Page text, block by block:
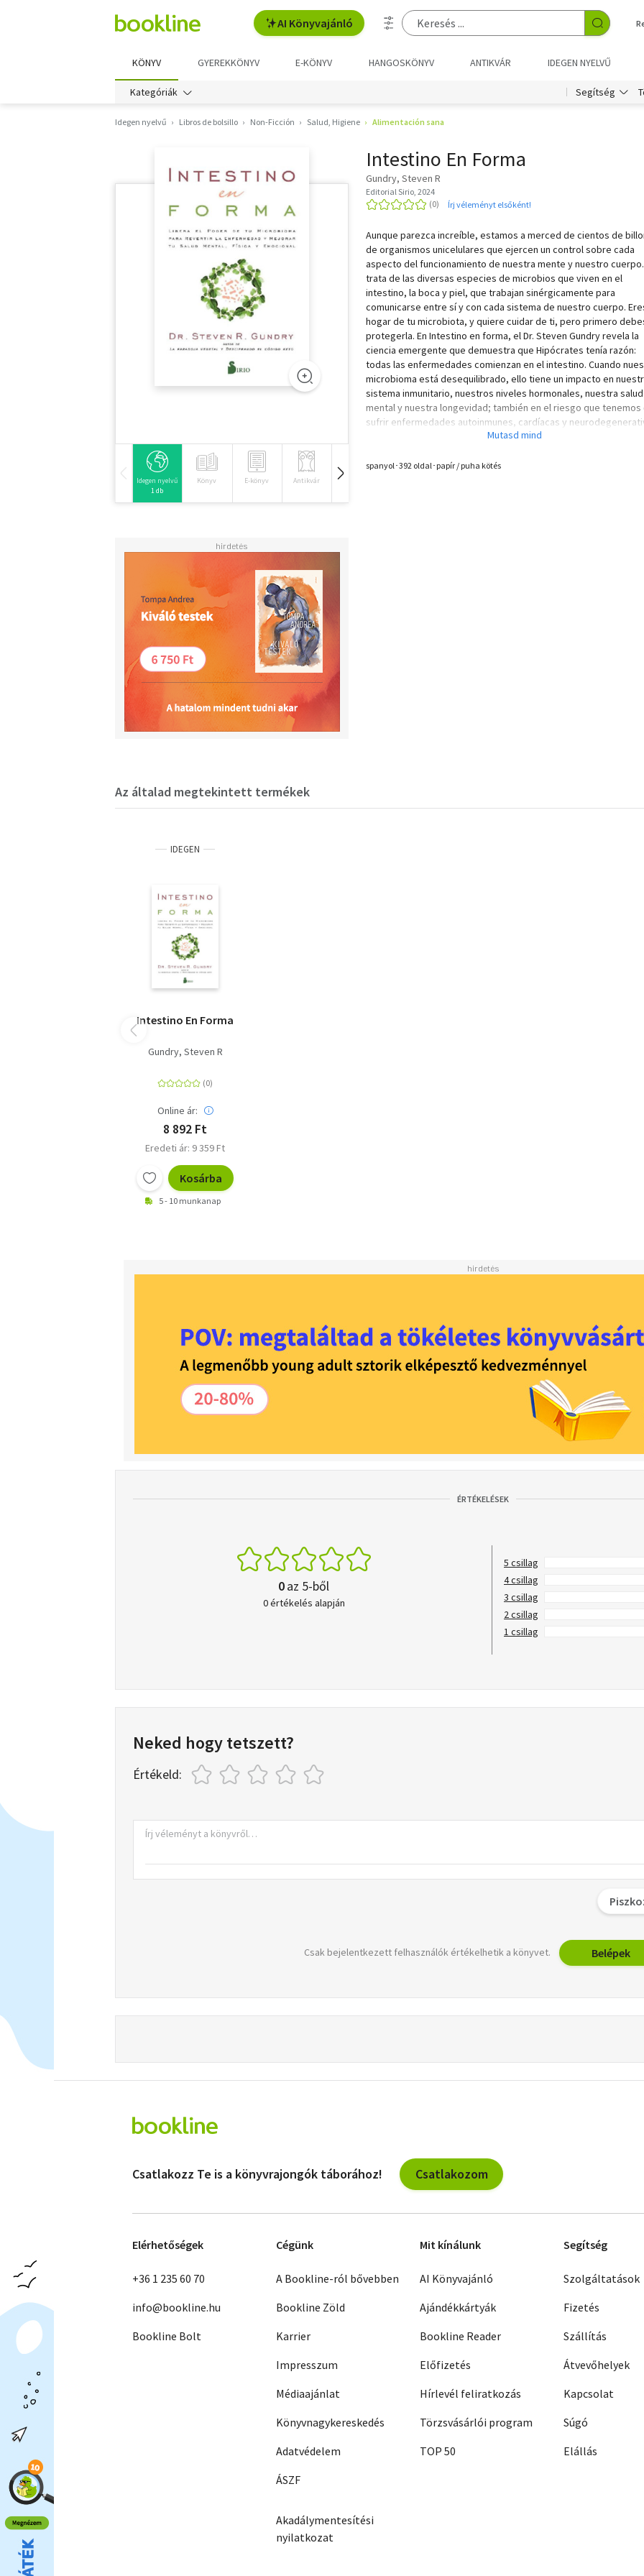
AI Könyvajánló
KÖNYV GYEREKKÖNYV E-KÖNYV HANGOSKÖNYV ANTIKVÁR IDEGEN NYELVŰ
Kategóriák Segítség
Idegen nyelvű Libros de bolsillo Non-Ficción Salud, Higiene Alimentación sana
Idegen nyelvű
1 db
Könyv E-könyv Antikvár Hangoskönyv
Intestino En Forma
Gundry, Steven R
Editorial Sirio, 2024
Írj véleményt elsőként!
Aunque parezca increíble, estamos a merced de cientos de
de organismos unicelulares que ejercen un control sobre cada
aspecto del funcionamiento de nuestra mente y nuestro
trata de las diversas especies de microbios que viven en el
intestino, la boca y piel, que trabajan sinérgicamente para
comunicarse entre sí y con cada sistema de nuestro cuerpo.
hogar de tu microbiota, y quiere cuidar de ti, pero primero
protegerla. En Intestino en forma, el Dr. Steven Gundry revela la
ciencia emergente que demuestra que Hipócrates tenía razón:
todas las enfermedades comienzan en el intestino. Cuando
microbioma está desequilibrado, ello tiene un impacto en
sistema inmunitario, nuestros niveles hormonales, nuestra salud
mental y nuestra longevidad; también en el riesgo que tenemos
sufrir enfermedades autoinmunes, cardíacas y
así como diabetes y cáncer. Sin embargo, no todo está perdido:
tratar bien a nuestros microbios. En esta obra El Dr. Gundry nos
spanyol･392 oldal･papír / puha kötés
Az általad megtekintett termékek
IDEGEN
Intestino En Forma
Gundry, Steven R
Online ár:
8 892 Ft
Eredeti ár: 9 359 Ft
Kosárba
5 - 10 munkanap
ÉRTÉKELÉSEK
0az 5-ből
0 értékelés alapján
5 csillag
4 csillag
3 csillag
2 csillag
1 csillag
Neked hogy tetszett?
Értékeld:
Csak bejelentkezett felhasználók értékelhetik a könyvet. Belépek
Csatlakozz Te is a könyvrajongók táborához! Csatlakozom
Elérhetőségek
+36 1 235 60 70
info@bookline.hu
Bookline Bolt
Cégünk
A Bookline-ról bővebben
Bookline Zöld
Karrier
Impresszum
Médiaajánlat
Könyvnagykereskedés
Adatvédelem
ÁSZF
Akadálymentesítési
nyilatkozat
Mit kínálunk
AI Könyvajánló
Ajándékkártyák
Bookline Reader
Előfizetés
Hírlevél feliratkozás
Törzsvásárlói program
TOP 50
Segítség
Szolgáltatások
Fizetés
Szállítás
Átvevőhelyek
Kapcsolat
Súgó
Elállás